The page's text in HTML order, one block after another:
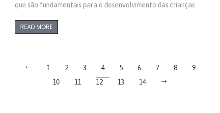
que são fundamentais para o desenvolvimento das crianças.
READ MORE
1 2 3 4 5 6 7 8
9
10
11 12 13 14